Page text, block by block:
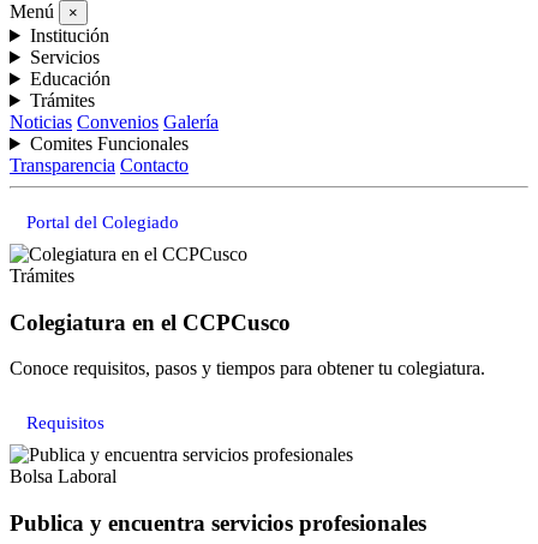
Menú ×
Institución
Servicios
Educación
Trámites
Noticias Convenios Galería
Comites Funcionales
Transparencia Contacto
Portal del Colegiado
Trámites
Colegiatura en el CCPCusco
Conoce requisitos, pasos y tiempos para obtener tu colegiatura.
Requisitos
Bolsa Laboral
Publica y encuentra servicios profesionales